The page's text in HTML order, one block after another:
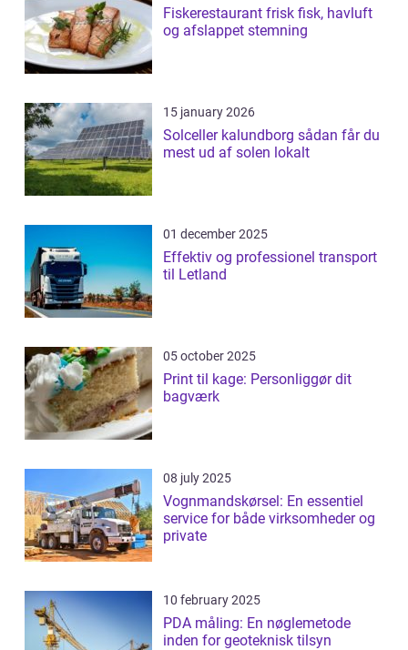
Fiskerestaurant frisk fisk, havluft
og afslappet stemning
15 january 2026
Solceller kalundborg sådan får du
mest ud af solen lokalt
01 december 2025
Effektiv og professionel transport
til Letland
05 october 2025
Print til kage: Personliggør dit
bagværk
08 july 2025
Vognmandskørsel: En essentiel
service for både virksomheder og
private
10 february 2025
PDA måling: En nøglemetode
inden for geoteknisk tilsyn